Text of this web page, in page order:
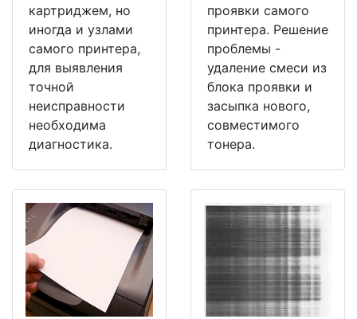
картриджем, но
иногда и узлами
самого принтера,
для выявления
точной
неисправности
необходима
диагностика.
проявки самого
принтера. Решение
проблемы -
удаление смеси из
блока проявки и
засыпка нового,
совместимого
тонера.